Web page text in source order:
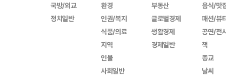
국방/외교
정치일반
환경
인권/복지
식품/의료
지역
인물
사회일반
부동산
글로벌경제
생활경제
경제일반
음식/맛
패션/뷰
공연/전
책
종교
날씨